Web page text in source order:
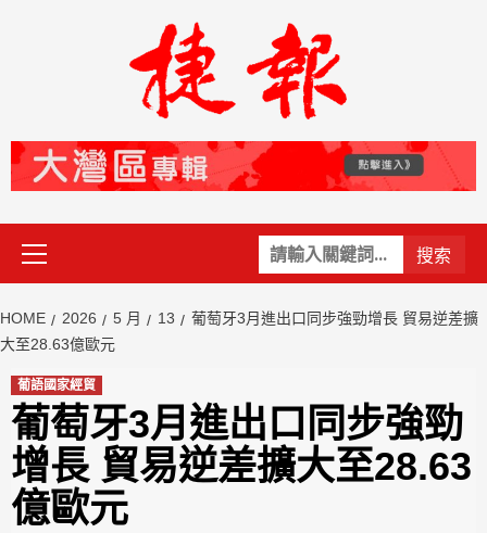
關
鍵
Primary
Menu
HOME 2026 5 月 13
葡萄牙3月進出口同步強勁增長 貿易逆差擴
大至28.63億歐元
葡語國家經貿
葡萄牙3月進出口同步強勁
增長 貿易逆差擴大至28.63
億歐元